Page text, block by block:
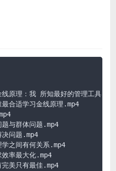
线原理：我 所知最好的管理工具
合适学习金线原理 .mp4
与群体问题 .mp4
决问题 .mp4
之间有何关系 .mp4
效率最大化.mp4
美只有最佳.mp4